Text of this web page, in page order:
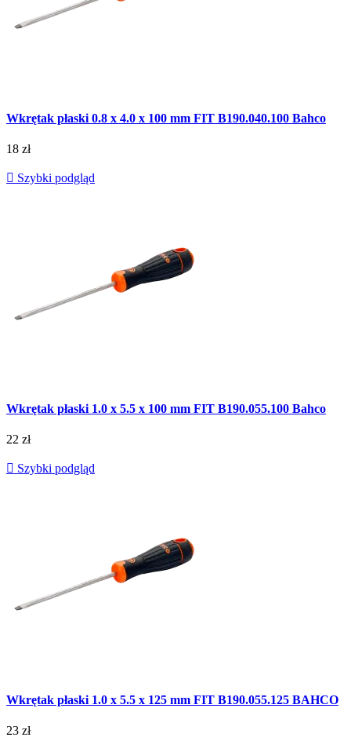
Wkrętak płaski 0.8 x 4.0 x 100 mm FIT B190.040.100 Bahco
18 zł
 Szybki podgląd
Wkrętak płaski 1.0 x 5.5 x 100 mm FIT B190.055.100 Bahco
22 zł
 Szybki podgląd
Wkrętak płaski 1.0 x 5.5 x 125 mm FIT B190.055.125 BAHCO
23 zł